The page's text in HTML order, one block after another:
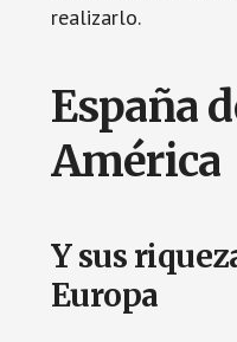
realizarlo.
España
América
Y sus
Europa